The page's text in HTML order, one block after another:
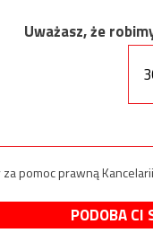
Uważasz, że
pomoc prawną
PODOBA CI